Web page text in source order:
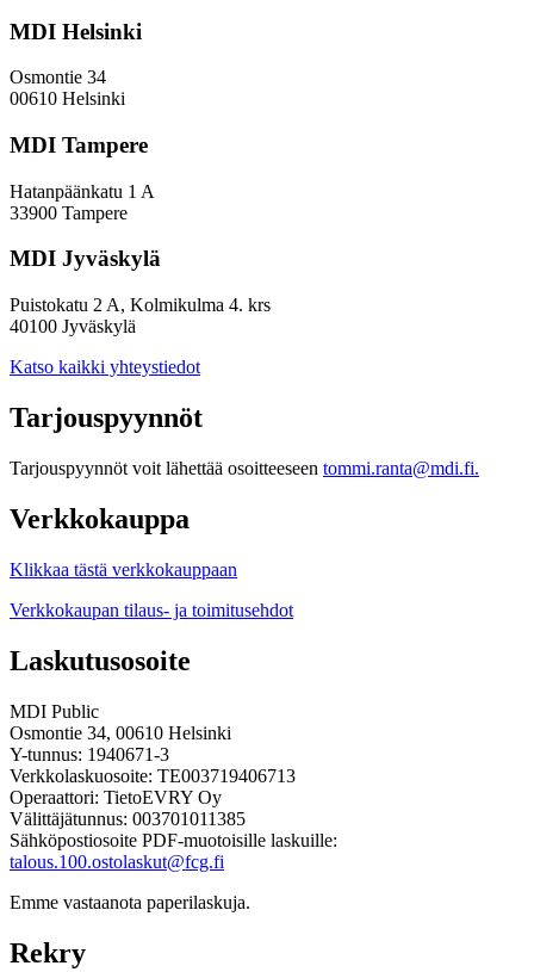
MDI Helsinki
Osmontie 34
00610 Helsinki
MDI Tampere
Hatanpäänkatu 1 A
33900 Tampere
MDI Jyväskylä
Puistokatu 2 A, Kolmikulma 4. krs
40100 Jyväskylä
Katso kaikki yhteystiedot
Tarjouspyynnöt
Tarjouspyynnöt voit lähettää osoitteeseen tommi.ranta@mdi.fi.
Verkkokauppa
Klikkaa tästä verkkokauppaan
Verkkokaupan tilaus- ja toimitusehdot
Laskutusosoite
MDI Public
Osmontie 34, 00610 Helsinki
Y-tunnus: 1940671-3
Verkkolaskuosoite: TE003719406713
Operaattori: TietoEVRY Oy
Välittäjätunnus: 003701011385
Sähköpostiosoite PDF-muotoisille laskuille:
talous.100.ostolaskut@fcg.fi
Emme vastaanota paperilaskuja.
Rekry